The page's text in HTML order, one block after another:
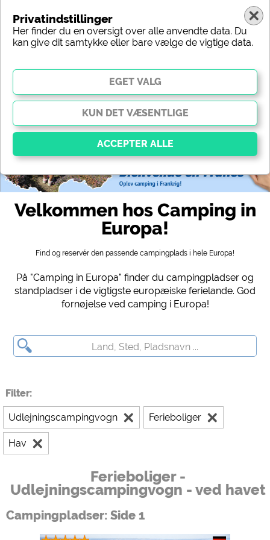
Velkommen hos Camping in
Europa!
Find og reservér den passende campingplads i hele Europa!
På "Camping in Europa" finder du campingpladser og
standpladser i de vigtigste europæiske ferielande. God
fornøjelse ved camping i Europa!
Region Type
Beliggenhed
Sanitært udstyr Service
Fritidsmuligheder Kort
Filter:
Udlejningscampingvogn Ferieboliger
Hav
Ferieboliger -
Udlejningscampingvogn - ved havet
Campingpladser: Side 1
Privatindstillinger
Her finder du en oversigt over alle anvendte data. Du
kan give dit samtykke eller bare vælge de vigtige data.
Vigtig
funktioner og er afgørende for, at webstedet fungerer
korrekt. Uden disse cookies fungerer dele af
Forhåndsvisning af campingplads (forhåndsvisning af websteder med
campingpladser)
siehe Datenschutzerklärung des jeweiligen Anbieters
https://www.facebook.com/about/privacy/
YouTube (Videoer fra campingpladser)
https://policies.google.com/privacy
Google Maps (Kortsøgning, rutevejledning osv.)
https://policies.google.com/privacy
https://policies.google.com/privacy
Statistikker